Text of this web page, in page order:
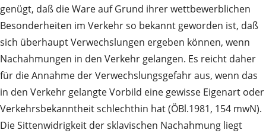
genügt, daß die Ware auf Grund ihrer wettbewerblichen
Besonderheiten im Verkehr so bekannt geworden ist, daß
sich überhaupt Verwechslungen ergeben können, wenn
Nachahmungen in den Verkehr gelangen. Es reicht daher
für die Annahme der Verwechslungsgefahr aus, wenn das
in den Verkehr gelangte Vorbild eine gewisse Eigenart oder
Verkehrsbekanntheit schlechthin hat (ÖBl.1981, 154 mwN).
Die Sittenwidrigkeit der sklavischen Nachahmung liegt